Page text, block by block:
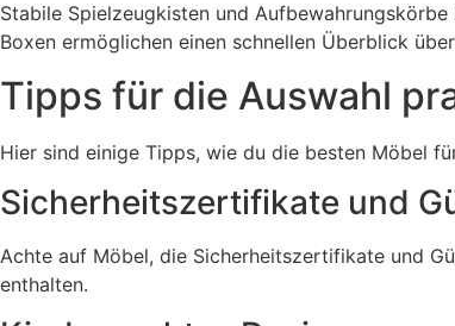
Stabile Spielzeugkisten und
Boxen ermöglichen einen schnellen Überblick
Tipps für die Auswahl
Hier sind einige Tipps, wie du die besten Möbel
Sicherheitszertifikate und
Achte auf Möbel, die Sicherheitszertifikate und
enthalten.